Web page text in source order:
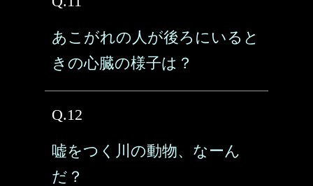
あこがれの人が後ろにいると
きの心臓の様子は？
Q.12
嘘をつく川の動物、なーん
だ？